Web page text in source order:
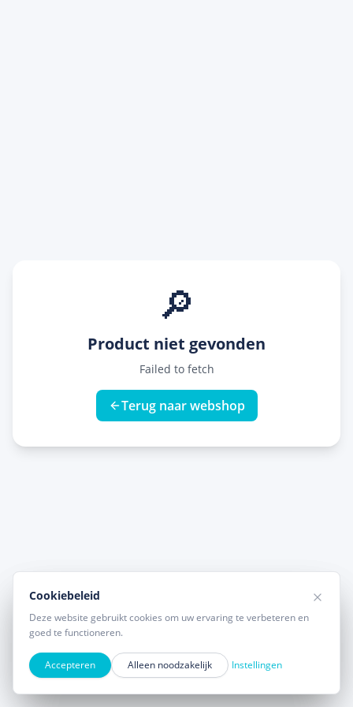
🔎
Product niet gevonden
Failed to fetch
Terug naar webshop
Cookiebeleid
Deze website gebruikt cookies om uw ervaring te verbeteren en
goed te functioneren.
Accepteren Alleen noodzakelijk Instellingen
Cookiebeleid
Deze website gebruikt cookies om uw ervaring te verbeteren en
goed te functioneren.
Accepteren Alleen noodzakelijk Instellingen